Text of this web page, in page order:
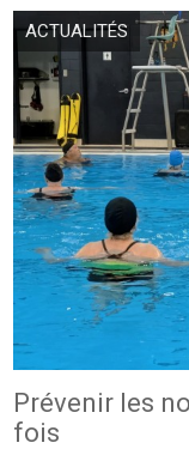
ACTUALITÉS
Prévenir les
fois